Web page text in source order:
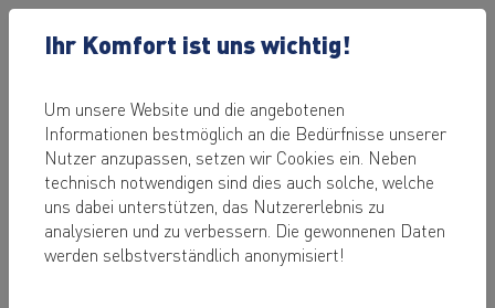
NEUIGKEITEN
31.08.2021
Keyweb AG unterstützt WeLa – freie
Ihr Komfort ist uns wichtig!
Um unsere Website und die angebotenen
Informationen bestmöglich an die Bedürfnisse unserer
Nutzer anzupassen, setzen wir Cookies ein. Neben
technisch notwendigen sind dies auch solche, welche
uns dabei unterstützen, das Nutzererlebnis zu
analysieren und zu verbessern. Die gewonnenen Daten
werden selbstverständlich anonymisiert!